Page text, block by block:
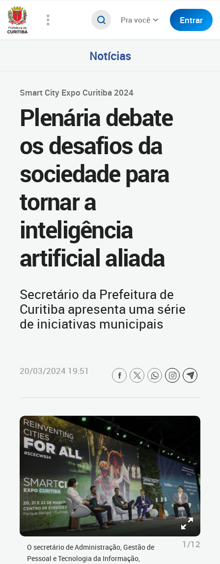
Pra você Entrar
Notícias
Smart City Expo Curitiba 2024
Plenária debate
os desafios da
sociedade para
tornar a
inteligência
artificial aliada
Secretário da Prefeitura de
Curitiba apresenta uma série
de iniciativas municipais
20/03/2024 19:51
O secretário de Administração, Gestão de
Pessoal e Tecnologia da Informação,
1/12